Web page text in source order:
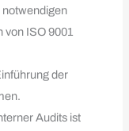
notwendigen
ISO 9001
der
Audits ist